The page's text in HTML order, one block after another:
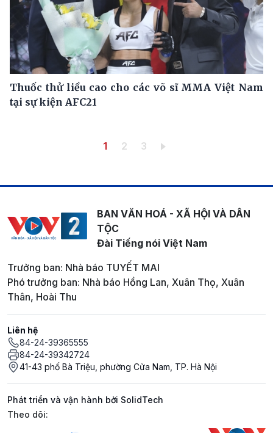
Thuốc thử liều cao cho các võ sĩ MMA Việt Nam
tại sự kiện AFC21
Trang hiện thời
1 Trang
2 Trang
3
BAN VĂN HOÁ - XÃ HỘI VÀ DÂN
TỘC
Đài Tiếng nói Việt Nam
Trưởng ban: Nhà báo TUYẾT MAI
Phó trưởng ban: Nhà báo Hồng Lan, Xuân Thọ, Xuân
Thân, Hoài Thu
Liên hệ
84-24-39365555
84-24-39342724
41-43 phố Bà Triệu, phường Cửa Nam, TP. Hà Nội
Phát triển và vận hành bởi SolidTech
Mạng xã hội
Theo dõi: